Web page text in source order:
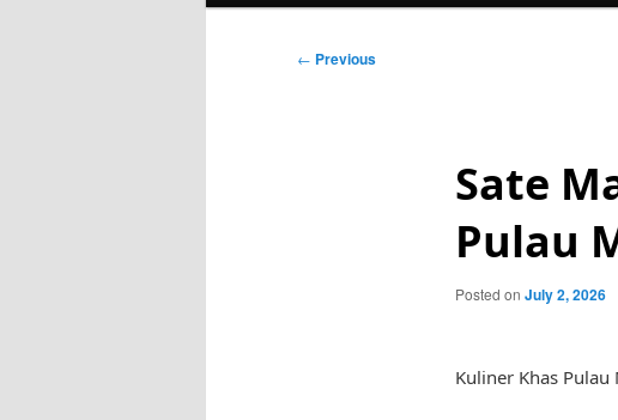
Post
← Previous
Sate
Pulau
Posted on July 2, 2026
Kuliner Khas Pulau